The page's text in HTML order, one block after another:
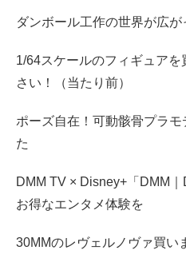
ダンボール工作の世界が広
1/64スケールのフィギュア
さい！（当たり前）
ポーズ自在！可動骸骨プラ
た
DMM TV × Disney+「DMM
お得なエンタメ体験を
30MMのレヴェルノヴァ買い